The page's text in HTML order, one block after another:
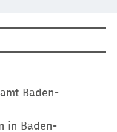
Baden-
in Baden-